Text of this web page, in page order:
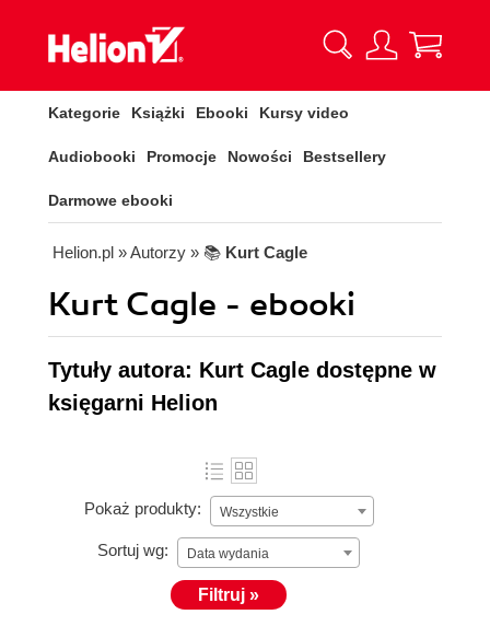
Kategorie Książki Ebooki Kursy video
Audiobooki Promocje Nowości Bestsellery
Darmowe ebooki
Helion.pl » Autorzy » 📚 Kurt Cagle
Kurt Cagle - ebooki
Tytuły autora: Kurt Cagle dostępne w
księgarni Helion
Pokaż produkty: Wszystkie
Sortuj wg: Data wydania
Filtruj »